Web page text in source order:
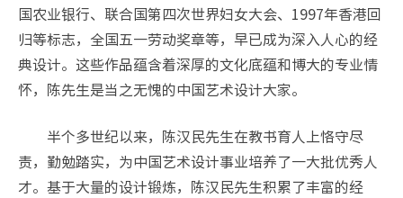
国农业银行、联合国第四次世界妇女大会、1997年香港回
归等标志，全国五一劳动奖章等，早已成为深入人心的经
典设计。这些作品蕴含着深厚的文化底蕴和博大的专业情
怀，陈先生是当之无愧的中国艺术设计大家。
半个多世纪以来，陈汉民先生在教书育人上恪守尽
责，勤勉踏实，为中国艺术设计事业培养了一大批优秀人
才。基于大量的设计锻炼，陈汉民先生积累了丰富的经